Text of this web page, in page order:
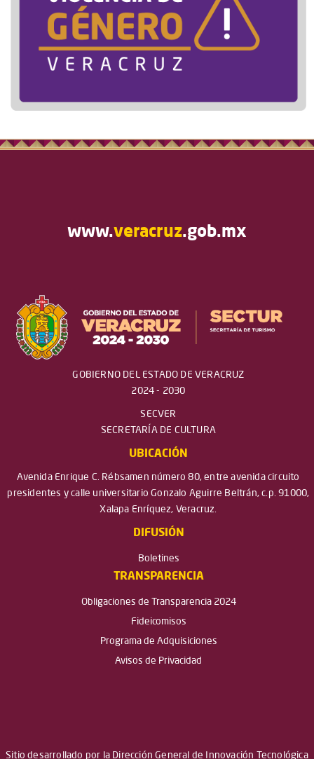
www.veracruz.gob.mx
GOBIERNO DEL ESTADO DE VERACRUZ
2024 - 2030
SECVER
SECRETARÍA DE CULTURA
UBICACIÓN
Avenida Enrique C. Rébsamen número 80, entre avenida circuito
presidentes y calle universitario Gonzalo Aguirre Beltrán, c.p. 91000,
Xalapa Enríquez, Veracruz.
DIFUSIÓN
Boletines
TRANSPARENCIA
Obligaciones de Transparencia 2024
Fideicomisos
Programa de Adquisiciones
Avisos de Privacidad
Sitio desarrollado por la Dirección General de Innovación Tecnológica